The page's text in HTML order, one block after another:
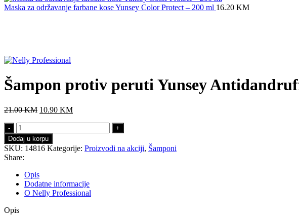
Maska za održavanje farbane kose Yunsey Color Protect – 200 ml 16.20 KM
Šampon protiv peruti Yunsey
21.00KM 10.90 KM
Dodaj u korpu
SKU: 14816 Kategorije: Proizvodi na akciji, Šamponi
Share:
Opis
Dodatne informacije
O Nelly Professional
Opis